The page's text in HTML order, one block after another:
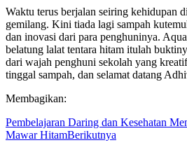
Waktu terus berjalan seiring kehidupan
gemilang. Kini tiada lagi sampah
dan inovasi dari para penghuninya.
belatung lalat tentara hitam itulah
dari wajah penghuni sekolah yang
tinggal sampah, dan selamat datang
Membagikan:
Pembelajaran Daring dan Kesehatan
Mawar HitamBerikutnya